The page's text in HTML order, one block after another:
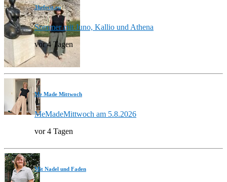
3hefecit.eu
Sommer mit Juno, Kallio und Athena
vor 4 Tagen
Me Made Mittwoch
MeMadeMittwoch am 5.8.2026
vor 4 Tagen
Mit Nadel und Faden